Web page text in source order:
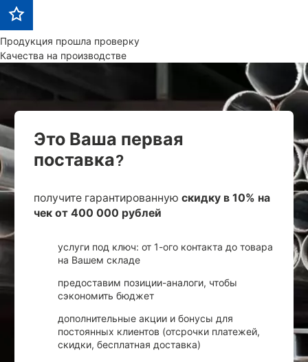
Продукция прошла проверку
Качества на производстве
Это Ваша первая
поставка?
получите гарантированную скидку в 10% на
чек от 400 000 рублей
услуги под ключ: от 1-ого контакта до товара
на Вашем складе
предоставим позиции-аналоги, чтобы
сэкономить бюджет
дополнительные акции и бонусы для
постоянных клиентов (отсрочки платежей,
скидки, бесплатная доставка)